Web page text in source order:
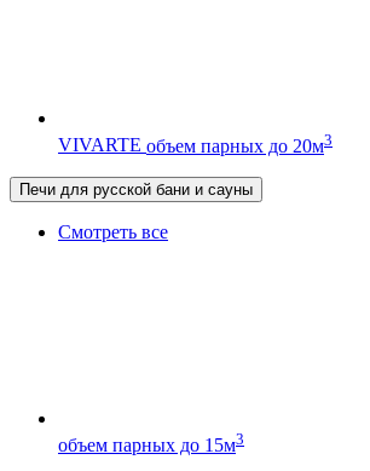
VIVARTE объем парных до 20м3
Печи для русской бани и сауны
Смотреть все
объем парных до 15м3